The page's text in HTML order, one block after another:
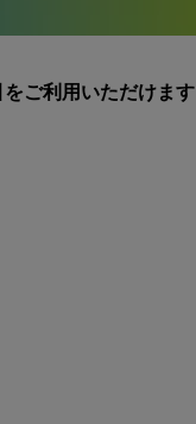
ご利用いただけます